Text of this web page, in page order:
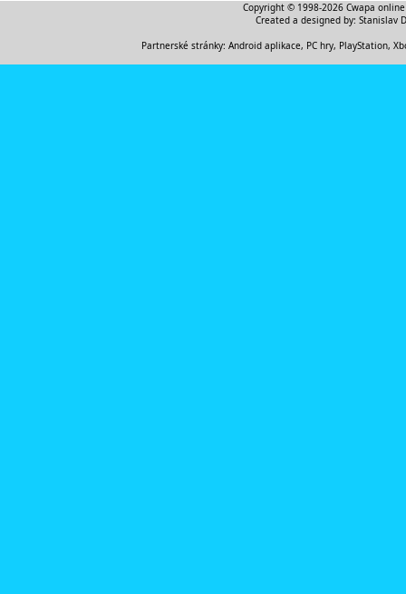
Copyright © 1998-2026 Cwapa
Created a designed by: Stanislav
Partnerské stránky: Android aplikace, PC hry, PlayStation,